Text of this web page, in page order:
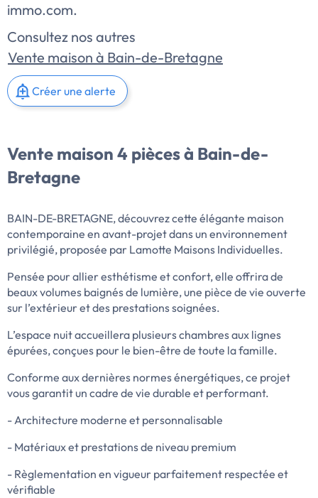
immo.com.
Consultez nos autres
Vente maison à Bain-de-Bretagne
Créer une alerte
Vente maison 4 pièces à Bain-de-
Bretagne
BAIN-DE-BRETAGNE, découvrez cette élégante maison
contemporaine en avant-projet dans un environnement
privilégié, proposée par Lamotte Maisons Individuelles.
Pensée pour allier esthétisme et confort, elle offrira de
beaux volumes baignés de lumière, une pièce de vie ouverte
sur l’extérieur et des prestations soignées.
L’espace nuit accueillera plusieurs chambres aux lignes
épurées, conçues pour le bien-être de toute la famille.
Conforme aux dernières normes énergétiques, ce projet
vous garantit un cadre de vie durable et performant.
- Architecture moderne et personnalisable
- Matériaux et prestations de niveau premium
- Règlementation en vigueur parfaitement respectée et
vérifiable